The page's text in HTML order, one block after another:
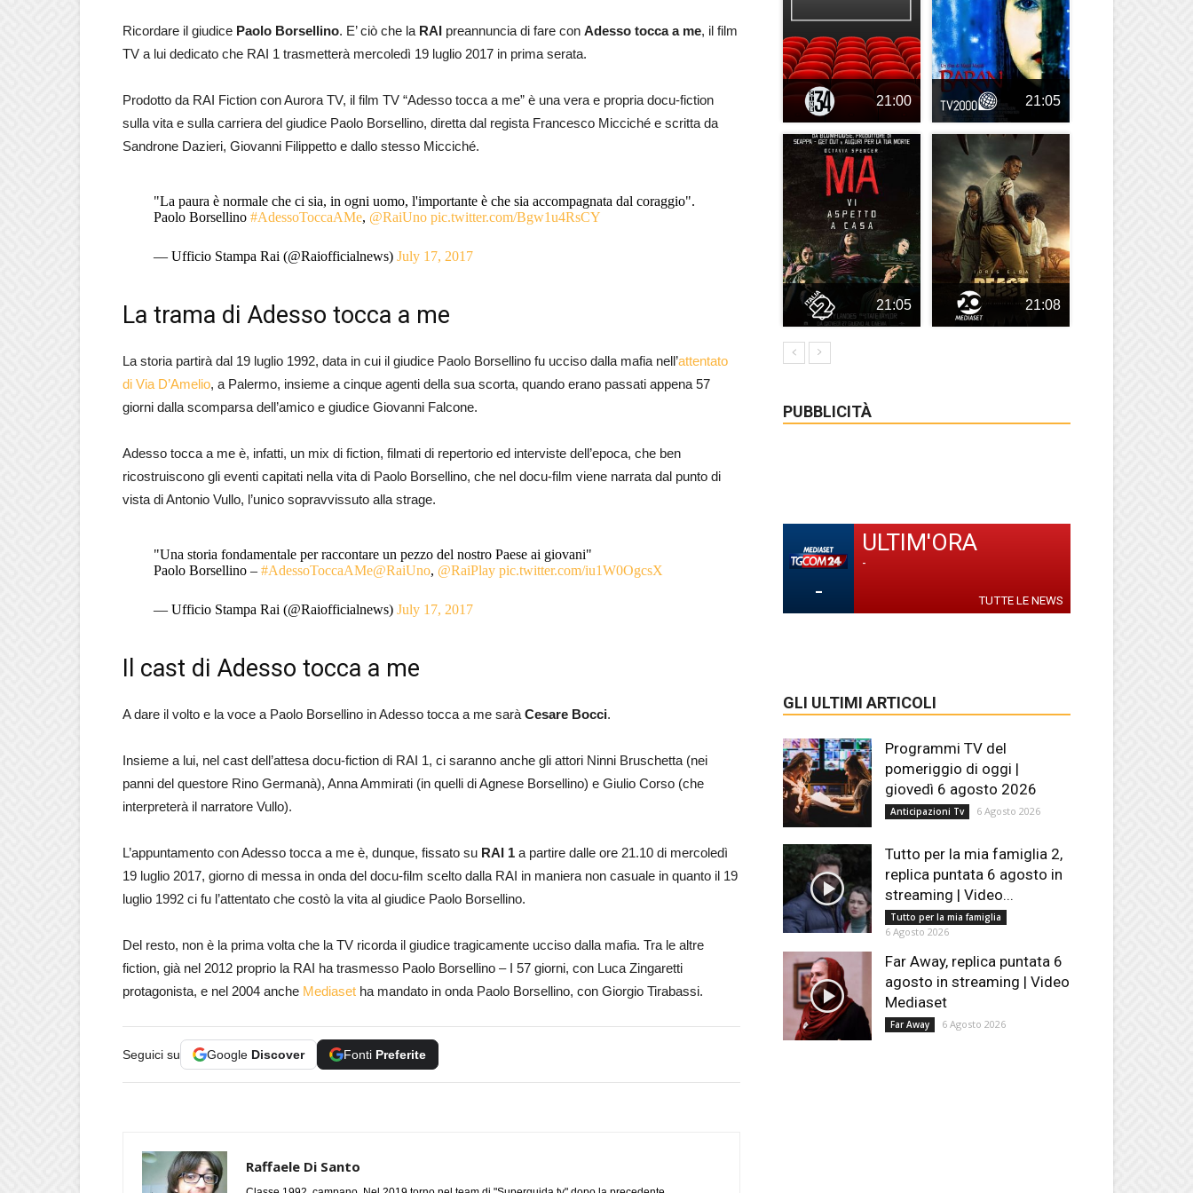
Ricordare il giudice Paolo Borsellino. E’ ciò che la RAI preannuncia di fare con Adesso tocca a me, il film
TV a lui dedicato che RAI 1 trasmetterà mercoledì 19 luglio 2017 in prima serata.
Prodotto da RAI Fiction con Aurora TV, il film TV “Adesso tocca a me” è una vera e propria docu-fiction
sulla vita e sulla carriera del giudice Paolo Borsellino, diretta dal regista Francesco Micciché e scritta da
Sandrone Dazieri, Giovanni Filippetto e dallo stesso Micciché.
"La paura è normale che ci sia, in ogni uomo, l'importante è che sia accompagnata dal coraggio".
Paolo Borsellino #AdessoToccaAMe, @RaiUno pic.twitter.com/Bgw1u4RsCY
— Ufficio Stampa Rai (@Raiofficialnews) July 17, 2017
La trama di Adesso tocca a me
La storia partirà dal 19 luglio 1992, data in cui il giudice Paolo Borsellino fu ucciso dalla mafia nell’attentato
di Via D’Amelio, a Palermo, insieme a cinque agenti della sua scorta, quando erano passati appena 57
giorni dalla scomparsa dell’amico e giudice Giovanni Falcone.
Adesso tocca a me è, infatti, un mix di fiction, filmati di repertorio ed interviste dell’epoca, che ben
ricostruiscono gli eventi capitati nella vita di Paolo Borsellino, che nel docu-film viene narrata dal punto di
vista di Antonio Vullo, l’unico sopravvissuto alla strage.
"Una storia fondamentale per raccontare un pezzo del nostro Paese ai giovani"
Paolo Borsellino – #AdessoToccaAMe@RaiUno, @RaiPlay pic.twitter.com/iu1W0OgcsX
— Ufficio Stampa Rai (@Raiofficialnews) July 17, 2017
Il cast di Adesso tocca a me
A dare il volto e la voce a Paolo Borsellino in Adesso tocca a me sarà Cesare Bocci.
Insieme a lui, nel cast dell’attesa docu-fiction di RAI 1, ci saranno anche gli attori Ninni Bruschetta (nei
panni del questore Rino Germanà), Anna Ammirati (in quelli di Agnese Borsellino) e Giulio Corso (che
interpreterà il narratore Vullo).
L’appuntamento con Adesso tocca a me è, dunque, fissato su RAI 1 a partire dalle ore 21.10 di mercoledì
19 luglio 2017, giorno di messa in onda del docu-film scelto dalla RAI in maniera non casuale in quanto il 19
luglio 1992 ci fu l’attentato che costò la vita al giudice Paolo Borsellino.
Del resto, non è la prima volta che la TV ricorda il giudice tragicamente ucciso dalla mafia. Tra le altre
fiction, già nel 2012 proprio la RAI ha trasmesso Paolo Borsellino – I 57 giorni, con Luca Zingaretti
protagonista, e nel 2004 anche Mediaset ha mandato in onda Paolo Borsellino, con Giorgio Tirabassi.
Seguici su Google Discover Fonti Preferite
Raffaele Di Santo
21:00 21:05
21:05 21:08
PUBBLICITÀ
-
ULTIM'ORA
-
TUTTE LE NEWS
GLI ULTIMI ARTICOLI
Programmi TV del
pomeriggio di oggi |
giovedì 6 agosto 2026
Anticipazioni Tv 6 Agosto 2026
Tutto per la mia famiglia 2,
replica puntata 6 agosto in
streaming | Video...
Tutto per la mia famiglia
6 Agosto 2026
Far Away, replica puntata 6
agosto in streaming | Video
Mediaset
Far Away 6 Agosto 2026